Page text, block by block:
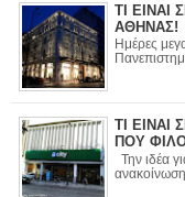
ΤΙ ΕΙΝΑΙ
ΑΘΗΝΑΣ!
Ημέρες
ΤΙ ΕΙΝΑΙ
ΠΟΥ
Την ιδέα